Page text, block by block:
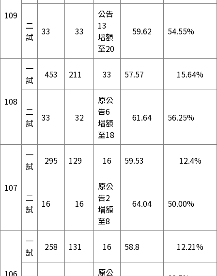
109
二
試
33 33
公告
13
增額
至20
59.62 54.55%
108
一
試
453 211 33 57.57 15.64%
二
試
33 32
原公
告6
增額
至18
61.64 56.25%
107
一
試
295 129 16 59.53 12.4%
二
試
16 16
原公
告2
增額
至8
64.04 50.00%
106
一
試
258 131 16 58.8 12.21%
原公